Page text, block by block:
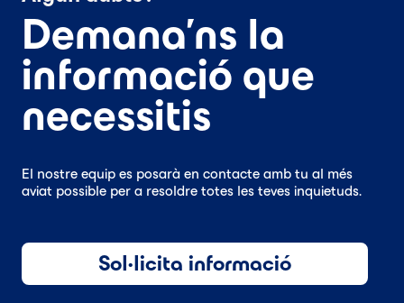
Demana'ns la
informació que
necessitis
El nostre equip es posarà en contacte amb tu al més
aviat possible per a resoldre totes les teves inquietuds.
Sol·licita informació